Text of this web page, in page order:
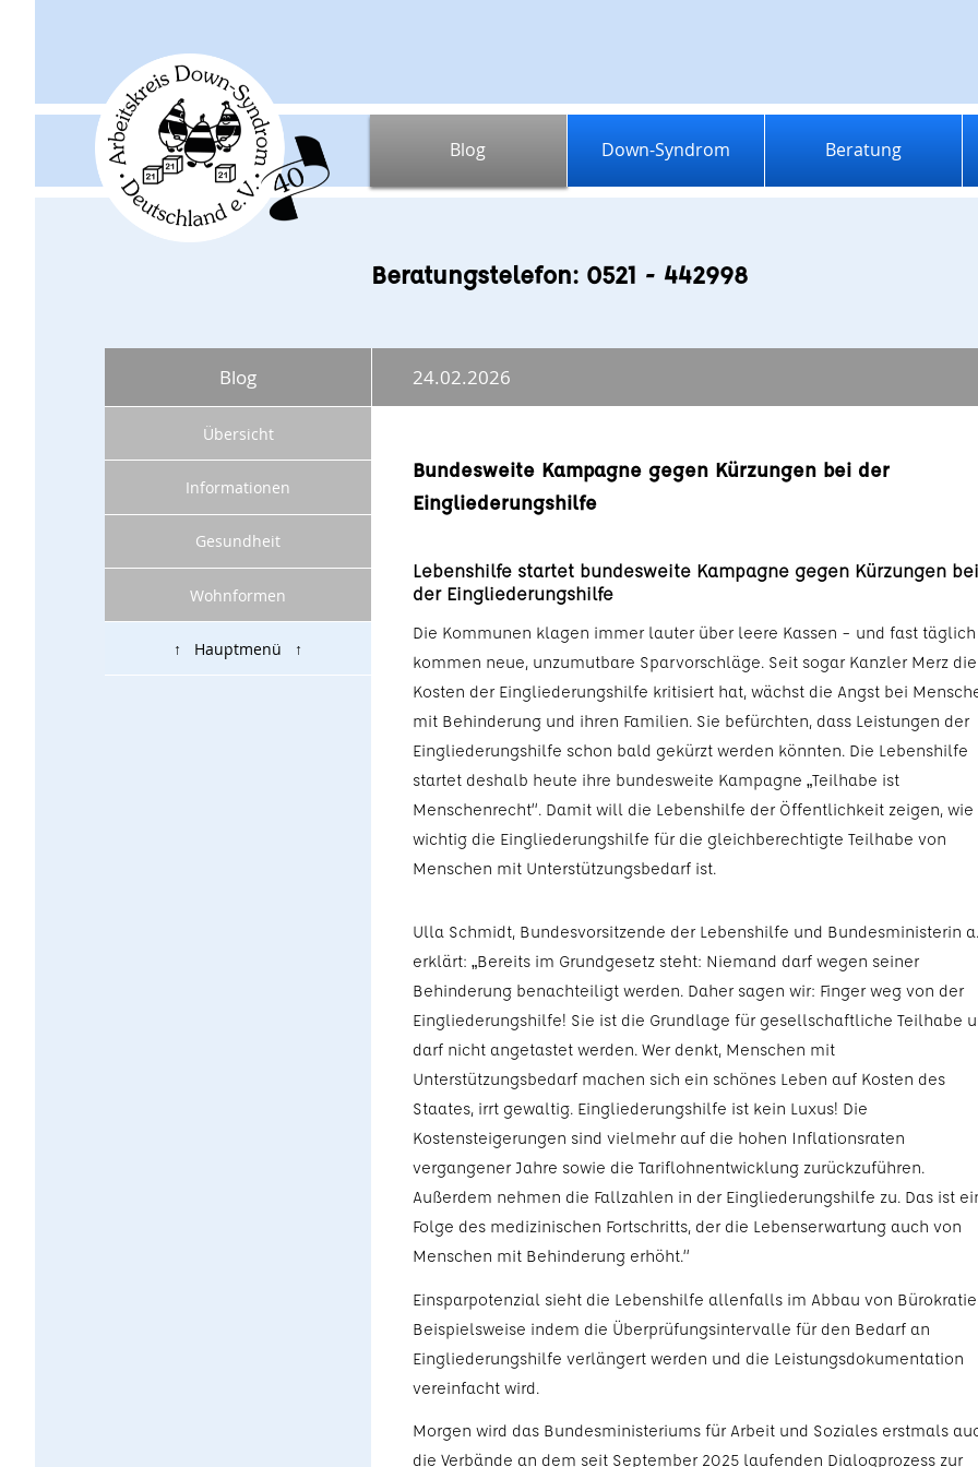
Blog Down-Syndrom Beratung
Beratungstelefon: 0521 - 442998
Blog
Übersicht
Informationen
Gesundheit
Wohnformen
↑ Hauptmenü ↑
24.02.2026
Bundesweite Kampagne gegen Kürzungen bei der
Eingliederungshilfe
Lebenshilfe startet bundesweite Kampagne gegen Kürzungen bei
der Eingliederungshilfe
Die Kommunen klagen immer lauter über leere Kassen – und fast täglich
kommen neue, unzumutbare Sparvorschläge. Seit sogar Kanzler Merz die
Kosten der Eingliederungshilfe kritisiert hat, wächst die Angst bei
mit Behinderung und ihren Familien. Sie befürchten, dass Leistungen der
Eingliederungshilfe schon bald gekürzt werden könnten. Die Lebenshilfe
startet deshalb heute ihre bundesweite Kampagne „Teilhabe ist
Menschenrecht“. Damit will die Lebenshilfe der Öffentlichkeit zeigen, wie
wichtig die Eingliederungshilfe für die gleichberechtigte Teilhabe von
Menschen mit Unterstützungsbedarf ist.
Ulla Schmidt, Bundesvorsitzende der Lebenshilfe und Bundesministerin
erklärt: „Bereits im Grundgesetz steht: Niemand darf wegen seiner
Behinderung benachteiligt werden. Daher sagen wir: Finger weg von der
Eingliederungshilfe! Sie ist die Grundlage für gesellschaftliche Teilhabe
darf nicht angetastet werden. Wer denkt, Menschen mit
Unterstützungsbedarf machen sich ein schönes Leben auf Kosten des
Staates, irrt gewaltig. Eingliederungshilfe ist kein Luxus! Die
Kostensteigerungen sind vielmehr auf die hohen Inflationsraten
vergangener Jahre sowie die Tariflohnentwicklung zurückzuführen.
Außerdem nehmen die Fallzahlen in der Eingliederungshilfe zu. Das ist
Folge des medizinischen Fortschritts, der die Lebenserwartung auch von
Menschen mit Behinderung erhöht.“
Einsparpotenzial sieht die Lebenshilfe allenfalls im Abbau von Bürokratie.
Beispielsweise indem die Überprüfungsintervalle für den Bedarf an
Eingliederungshilfe verlängert werden und die Leistungsdokumentation
vereinfacht wird.
Morgen wird das Bundesministeriums für Arbeit und Soziales erstmals
die Verbände an dem seit September 2025 laufenden Dialogprozess zur